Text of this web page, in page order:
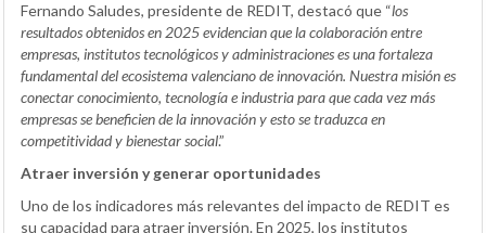
Fernando Saludes, presidente de REDIT, destacó que “los
resultados obtenidos en 2025 evidencian que la colaboración entre
empresas, institutos tecnológicos y administraciones es una fortaleza
fundamental del ecosistema valenciano de innovación. Nuestra misión es
conectar conocimiento, tecnología e industria para que cada vez más
empresas se beneficien de la innovación y esto se traduzca en
competitividad y bienestar social.”
Atraer inversión y generar oportunidades
Uno de los indicadores más relevantes del impacto de REDIT es
su capacidad para atraer inversión. En 2025, los institutos